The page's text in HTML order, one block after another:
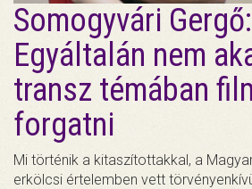
Somogyvári Gergő:
Egyáltalán nem
transz témában
forgatni
Mi történik a kitaszítottakkal, a
erkölcsi értelemben vett